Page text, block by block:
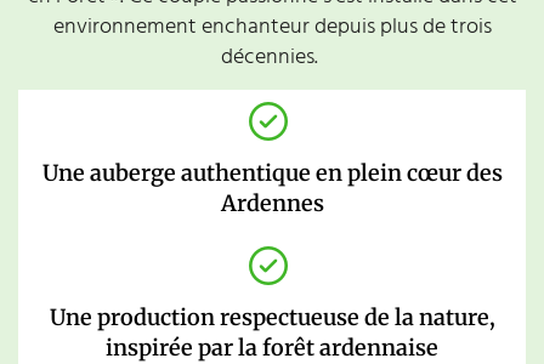
environnement enchanteur depuis plus de trois
décennies.
Une auberge authentique en plein cœur des
Ardennes
Une production respectueuse de la nature,
inspirée par la forêt ardennaise